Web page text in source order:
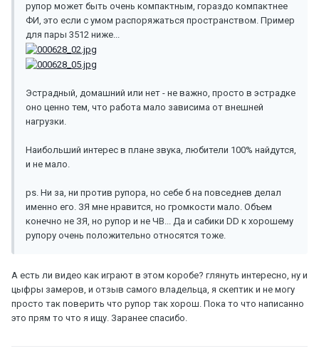
рупор может быть очень компактным, гораздо компактнее
ФИ, это если с умом распоряжаться пространством. Пример
для пары 3512 ниже...
Эстрадный, домашний или нет - не важно, просто в эстрадке
оно ценно тем, что работа мало зависима от внешней
нагрузки.
Наибольший интерес в плане звука, любители 100% найдутся,
и не мало.
ps. Ни за, ни против рупора, но себе б на повседнев делал
именно его. ЗЯ мне нравится, но громкости мало. Объем
конечно не ЗЯ, но рупор и не ЧВ... Да и сабики DD к хорошему
рупору очень положительно относятся тоже.
А есть ли видео как играют в этом коробе? глянуть интересно, ну и
цыфры замеров, и отзыв самого владельца, я скептик и не могу
просто так поверить что рупор так хорош. Пока то что написанно
это прям то что я ищу. Заранее спасибо.